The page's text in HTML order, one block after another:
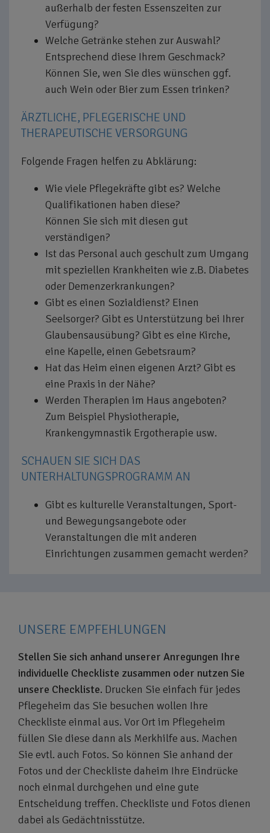
außerhalb der festen Essenszeiten zur
Verfügung?
Welche Getränke stehen zur Auswahl?
Entsprechend diese Ihrem Geschmack?
Können Sie, wen Sie dies wünschen ggf.
auch Wein oder Bier zum Essen trinken?
ÄRZTLICHE, PFLEGERISCHE UND
THERAPEUTISCHE VERSORGUNG
Folgende Fragen helfen zu Abklärung:
Wie viele Pflegekräfte gibt es? Welche
Qualifikationen haben diese?
Können Sie sich mit diesen gut
verständigen?
Ist das Personal auch geschult zum Umgang
mit speziellen Krankheiten wie z.B. Diabetes
oder Demenzerkrankungen?
Gibt es einen Sozialdienst? Einen
Seelsorger? Gibt es Unterstützung bei Ihrer
Glaubensausübung? Gibt es eine Kirche,
eine Kapelle, einen Gebetsraum?
Hat das Heim einen eigenen Arzt? Gibt es
eine Praxis in der Nähe?
Werden Therapien im Haus angeboten?
Zum Beispiel Physiotherapie,
Krankengymnastik Ergotherapie usw.
SCHAUEN SIE SICH DAS
UNTERHALTUNGSPROGRAMM AN
Gibt es kulturelle Veranstaltungen, Sport-
und Bewegungsangebote oder
Veranstaltungen die mit anderen
Einrichtungen zusammen gemacht werden?
UNSERE EMPFEHLUNGEN
Stellen Sie sich anhand unserer Anregungen Ihre
individuelle Checkliste zusammen oder nutzen Sie
unsere Checkliste. Drucken Sie einfach für jedes
Pflegeheim das Sie besuchen wollen Ihre
Checkliste einmal aus. Vor Ort im Pflegeheim
füllen Sie diese dann als Merkhilfe aus. Machen
Sie evtl. auch Fotos. So können Sie anhand der
Fotos und der Checkliste daheim Ihre Eindrücke
noch einmal durchgehen und eine gute
Entscheidung treffen. Checkliste und Fotos dienen
dabei als Gedächtnisstütze.